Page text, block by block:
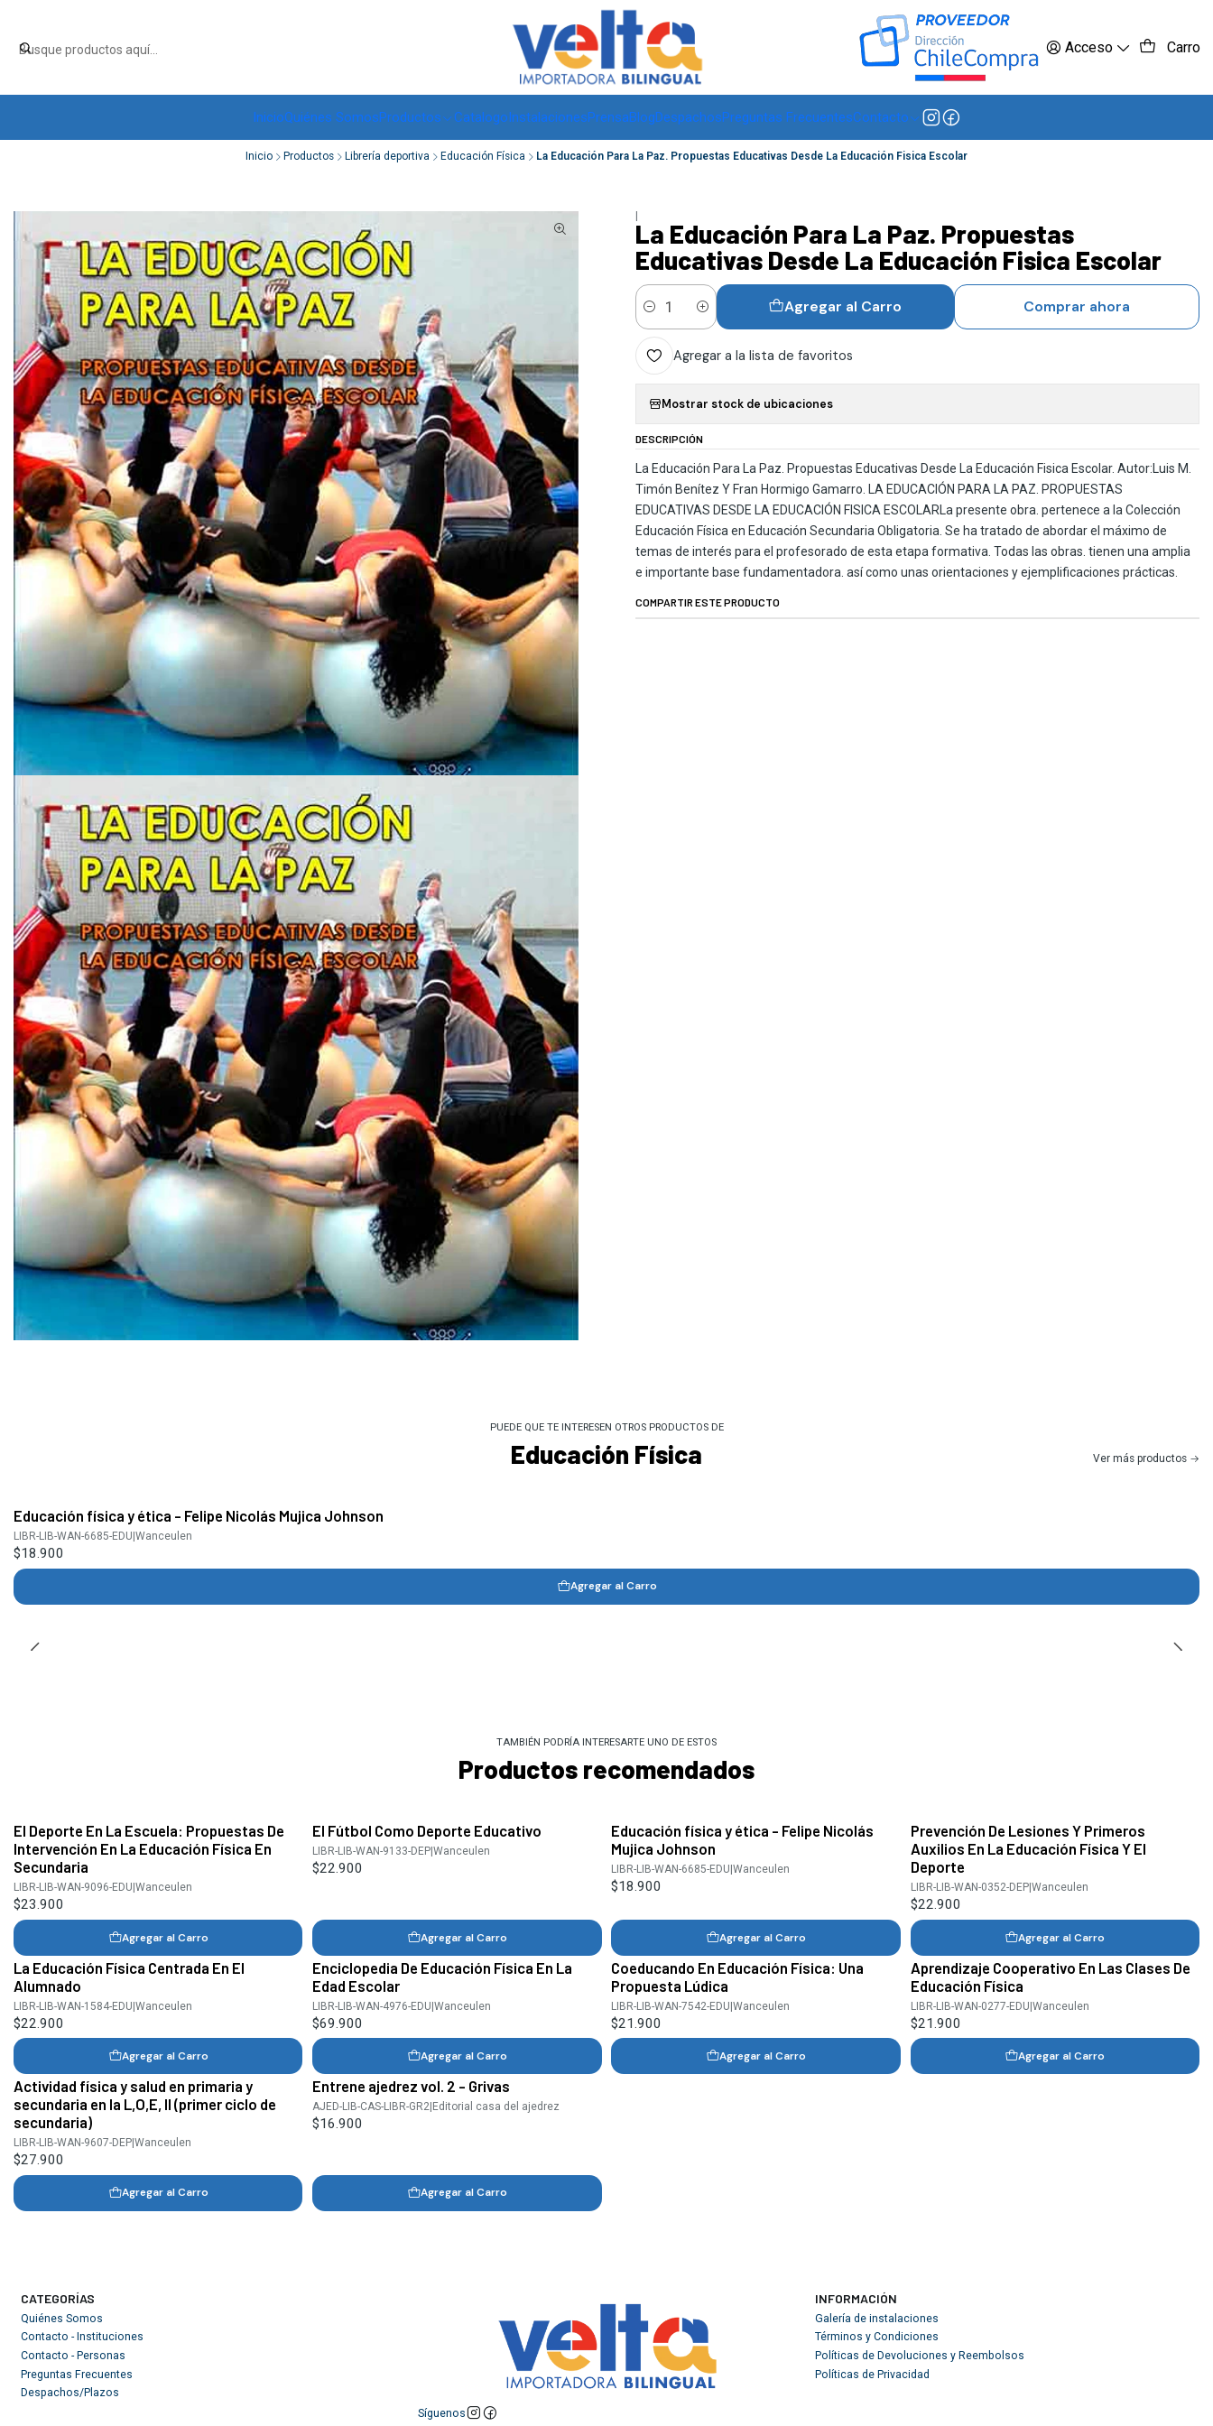
Acceso Carro
InicioQuiénes SomosProductos CatalogoInstalacionesPrensaBlogDespachosPreguntas FrecuentesContacto
Envíos a todo Chile, RM de 1 a 3 días hábiles, regiones -
Inicio Productos Librería deportiva Educación Física La Educación Para La Paz. Propuestas Educativas Desde La Educación Fisica Escolar
|
La Educación Para La Paz. Propuestas
Educativas Desde La Educación Fisica Escolar
Cantidad Agregar al Carro Comprar ahora
Agregar a la lista de favoritos
Mostrar stock de ubicaciones
DESCRIPCIÓN
La Educación Para La Paz. Propuestas Educativas Desde La Educación Fisica Escolar. Autor:Luis M.
Timón Benítez Y Fran Hormigo Gamarro. LA EDUCACIÓN PARA LA PAZ. PROPUESTAS
EDUCATIVAS DESDE LA EDUCACIÓN FISICA ESCOLARLa presente obra. pertenece a la Colección
Educación Física en Educación Secundaria Obligatoria. Se ha tratado de abordar el máximo de
temas de interés para el profesorado de esta etapa formativa. Todas las obras. tienen una amplia
e importante base fundamentadora. así como unas orientaciones y ejemplificaciones prácticas.
COMPARTIR ESTE PRODUCTO
PUEDE QUE TE INTERESEN OTROS PRODUCTOS DE
Educación Física Ver más productos
Educación física y ética - Felipe Nicolás Mujica Johnson
LIBR-LIB-WAN-6685-EDU Wanceulen
$18.900
Agregar al Carro
TAMBIÉN PODRÍA INTERESARTE UNO DE ESTOS
Productos recomendados
El Deporte En La Escuela: Propuestas De
Intervención En La Educación Física En
Secundaria
LIBR-LIB-WAN-9096-EDU Wanceulen
$23.900
Agregar al Carro
El Fútbol Como Deporte Educativo
LIBR-LIB-WAN-9133-DEP| Wanceulen
$22.900
Agregar al Carro
Educación física y ética - Felipe Nicolás
Mujica Johnson
LIBR-LIB-WAN-6685-EDU |Wanceulen
$18.900
Agregar al Carro
Prevención De Lesiones Y Primeros
Auxilios En La Educación Física Y El
Deporte
LIBR-LIB-WAN-0352-DEP| Wanceulen
$22.900
Agregar al Carro
La Educación Física Centrada En El
Alumnado
LIBR-LIB-WAN-1584-EDU|Wanceulen
$22.900
Agregar al Carro
Enciclopedia De Educación Física En La
Edad Escolar
LIBR-LIB-WAN-4976-EDU|Wanceulen
$69.900
Agregar al Carro
Coeducando En Educación Física: Una
Propuesta Lúdica
LIBR-LIB-WAN-7542-EDU|Wanceulen
$21.900
Agregar al Carro
Aprendizaje Cooperativo En Las Clases De
Educación Física
LIBR-LIB-WAN-0277-EDU|Wanceulen
$21.900
Agregar al Carro
Actividad física y salud en primaria y
secundaria en la L,O,E, II (primer ciclo de
secundaria)
LIBR-LIB-WAN-9607-DEP| Wanceulen
$27.900
Agregar al Carro
Entrene ajedrez vol. 2 - Grivas
AJED-LIB-CAS-LIBR-GR2| Editorial casa del ajedrez
$16.900
Agregar al Carro
CATEGORÍAS
Quiénes Somos
Contacto - Instituciones
Contacto - Personas
Preguntas Frecuentes
Despachos/Plazos
Síguenos
INFORMACIÓN
Galería de instalaciones
Términos y Condiciones
Políticas de Devoluciones y Reembolsos
Políticas de Privacidad